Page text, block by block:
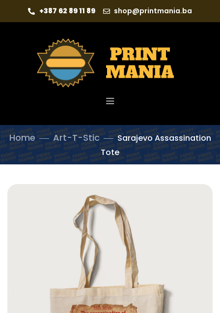
+387 62 89 11 89 shop@printmania.ba
Home Art-T-Stic
Sarajevo Assassination
Tote